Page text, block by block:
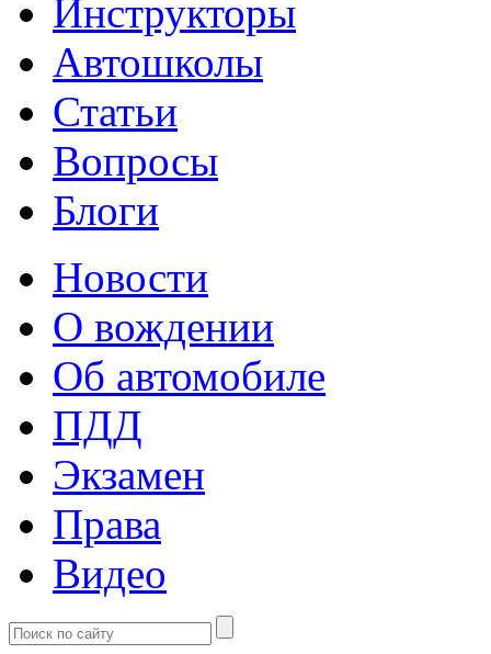
Инструкторы
Автошколы
Статьи
Вопросы
Блоги
Новости
О вождении
Об автомобиле
ПДД
Экзамен
Права
Видео